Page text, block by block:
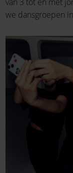
we dansgroepen